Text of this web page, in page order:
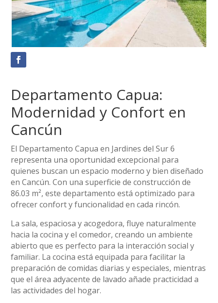
Departamento Capua:
Modernidad y Confort en
Cancún
El Departamento Capua en Jardines del Sur 6
representa una oportunidad excepcional para
quienes buscan un espacio moderno y bien diseñado
en Cancún. Con una superficie de construcción de
86.03 m², este departamento está optimizado para
ofrecer confort y funcionalidad en cada rincón.
La sala, espaciosa y acogedora, fluye naturalmente
hacia la cocina y el comedor, creando un ambiente
abierto que es perfecto para la interacción social y
familiar. La cocina está equipada para facilitar la
preparación de comidas diarias y especiales, mientras
que el área adyacente de lavado añade practicidad a
las actividades del hogar.